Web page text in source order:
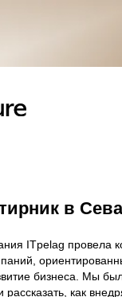
в
ITpelag провела
бизнеса. Мы
как